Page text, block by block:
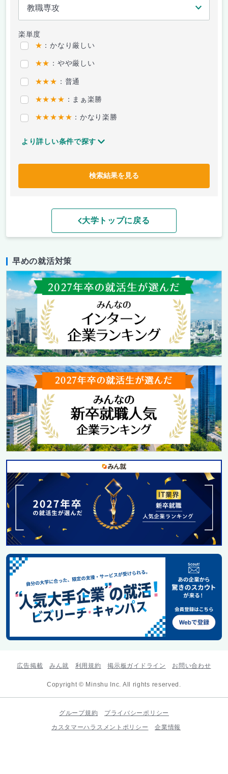
楽単度
★ ：かなり厳しい
★★ ：やや厳しい
★★★ ：普通
★★★★ ：まぁ楽勝
★★★★★ ：かなり楽勝
より詳しい条件で探す
検索結果を見る
大学トップに戻る
早めの就活対策
広告掲載 みん就 利用規約 掲示板ガイドライン お問い合わせ
Copyright © Minshu Inc. All rights reserved.
グループ規約
プライバシーポリシー
カスタマーハラスメントポリシー
企業情報